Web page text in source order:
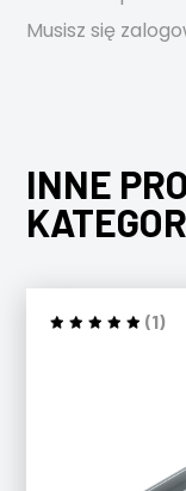
Musisz się
INNE
(1)